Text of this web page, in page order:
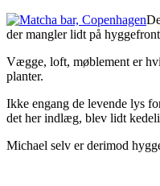
der mangler lidt på
Vægge, loft, møblement er
planter.
Ikke engang de levende lys
det her indlæg, blev lidt
Michael selv er derimod